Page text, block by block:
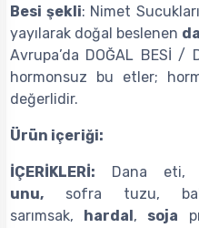
Besi şekli: Nimet
yayılarak doğal beslenen
Avrupa’da DOĞAL BESİ /
hormonsuz bu etler;
değerlidir.
Ürün içeriği:
İÇERİKLERİ: Dana eti,
unu, sofra tuzu,
sarımsak,
hardal , soja